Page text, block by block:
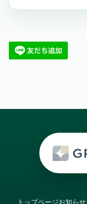
トップページお知らせ